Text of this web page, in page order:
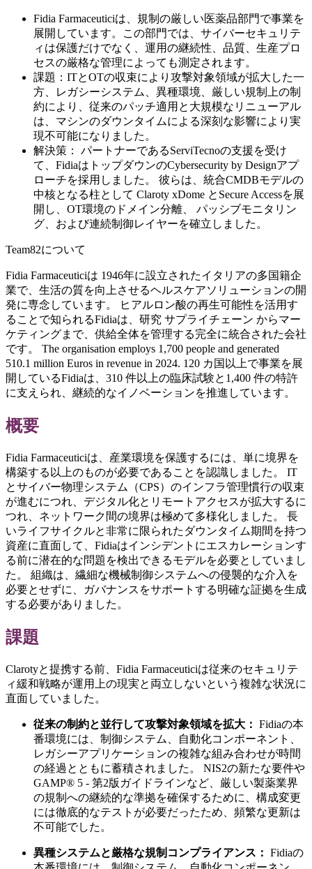
Fidia Farmaceuticiは、規制の厳しい医薬品部門で事業を
展開しています。この部門では、サイバーセキュリテ
ィは保護だけでなく、運用の継続性、品質、生産プロ
セスの厳格な管理によっても測定されます。
課題：ITとOTの収束により攻撃対象領域が拡大した一
方、レガシーシステム、異種環境、厳しい規制上の制
約により、従来のパッチ適用と大規模なリニューアル
は、マシンのダウンタイムによる深刻な影響により実
現不可能になりました。
解決策： パートナーであるServiTecnoの支援を受け
て、FidiaはトップダウンのCybersecurity by Designアプ
ローチを採用しました。 彼らは、統合CMDBモデルの
中核となる柱として Claroty xDome とSecure Accessを展
開し、OT環境のドメイン分離、 パッシブモニタリン
グ、および連続制御レイヤーを確立しました。
Team82について
Fidia Farmaceuticiは 1946年に設立されたイタリアの多国籍企
業で、生活の質を向上させるヘルスケアソリューションの開
発に専念しています。 ヒアルロン酸の再生可能性を活用す
ることで知られるFidiaは、研究 サプライチェーン からマー
ケティングまで、供給全体を管理する完全に統合された会社
です。 The organisation employs 1,700 people and generated
510.1 million Euros in revenue in 2024. 120 カ国以上で事業を展
開しているFidiaは、310 件以上の臨床試験と1,400 件の特許
に支えられ、継続的なイノベーションを推進しています。
概要
Fidia Farmaceuticiは、産業環境を保護するには、単に境界を
構築する以上のものが必要であることを認識しました。 IT
とサイバー物理システム（CPS）のインフラ管理慣行の収束
が進むにつれ、デジタル化とリモートアクセスが拡大するに
つれ、ネットワーク間の境界は極めて多様化しました。 長
いライフサイクルと非常に限られたダウンタイム期間を持つ
資産に直面して、Fidiaはインシデントにエスカレーションす
る前に潜在的な問題を検出できるモデルを必要としていまし
た。 組織は、繊細な機械制御システムへの侵襲的な介入を
必要とせずに、ガバナンスをサポートする明確な証拠を生成
する必要がありました。
課題
Clarotyと提携する前、Fidia Farmaceuticiは従来のセキュリテ
ィ緩和戦略が運用上の現実と両立しないという複雑な状況に
直面していました。
従来の制約と並行して攻撃対象領域を拡大： Fidiaの本
番環境には、制御システム、自動化コンポーネント、
レガシーアプリケーションの複雑な組み合わせが時間
の経過とともに蓄積されました。 NIS2の新たな要件や
GAMP® 5 - 第2版ガイドラインなど、厳しい製薬業界
の規制への継続的な準拠を確保するために、構成変更
には徹底的なテストが必要だったため、頻繁な更新は
不可能でした。
異種システムと厳格な規制コンプライアンス： Fidiaの